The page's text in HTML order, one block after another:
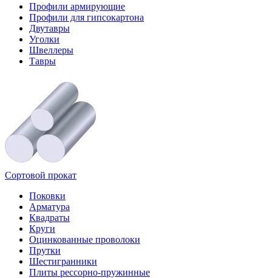
Профили армирующие
Профили для гипсокартона
Двутавры
Уголки
Швеллеры
Тавры
Сортовой прокат
Поковки
Арматура
Квадраты
Круги
Оцинкованные проволоки
Прутки
Шестигранники
Плиты рессорно-пружинные